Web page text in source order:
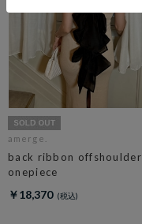
amerge.
back ribbon offshoulder
onepiece
￥18,370